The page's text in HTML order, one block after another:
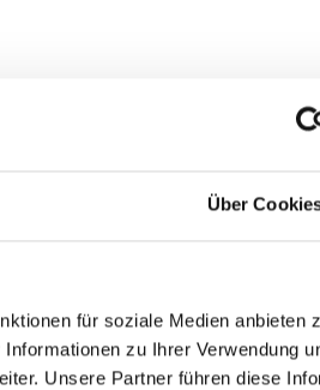
Über
für soziale Medien anbieten
zu Ihrer Verwendung
Unsere Partner führen diese
Monferrato Roero